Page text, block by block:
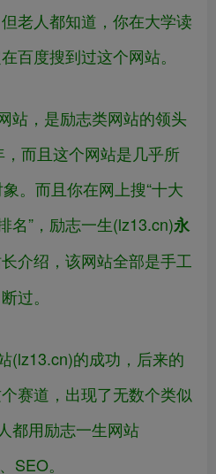
老人都知道，你在大学读
百度搜到过这个网站。
站，是励志类网站的领头
而且这个网站是几乎所
。而且你在网上搜“十大
名”，励志一生(lz13.cn)永
介绍，该网站全部是手工
过。
(lz13.cn)的成功，后来的
赛道，出现了无数个类似
都用励志一生网站
SEO。